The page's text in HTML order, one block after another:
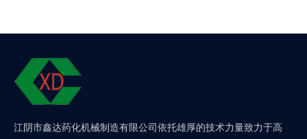
江阴市鑫达药化机械制造有限公司依托雄厚的技术力量致力于高